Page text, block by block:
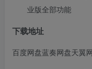
业版全部功能
下载地址
百度网盘蓝奏网盘天翼